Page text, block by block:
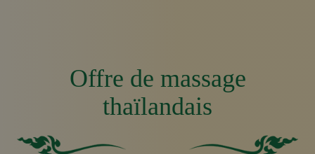
Offre de massage
thaïlandais